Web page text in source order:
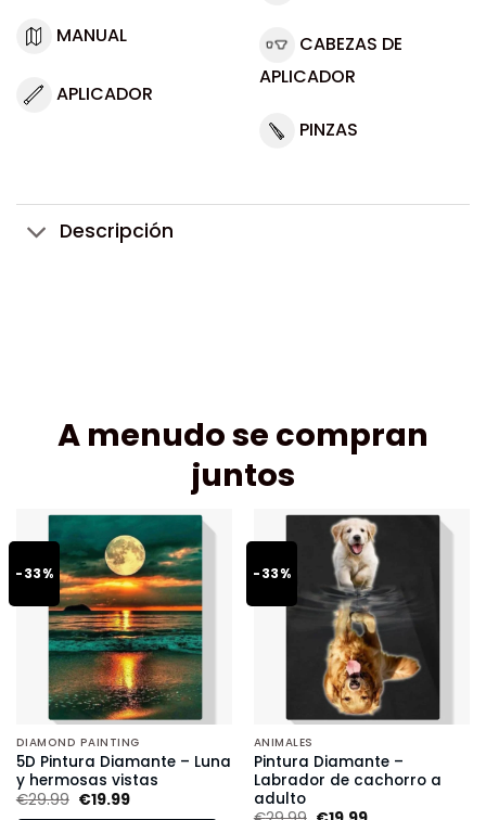
MANUAL
APLICADOR
CABEZAS DE
APLICADOR
PINZAS
Descripción
A menudo se compran
juntos
-33%
DIAMOND PAINTING
5D Pintura Diamante – Luna
y hermosas vistas
€29.99 €19.99
-33%
ANIMALES
Pintura Diamante –
Labrador de cachorro a
adulto